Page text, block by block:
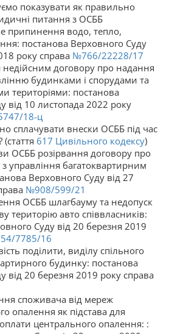
показувати як правильно
питання з ОСББ
припинення водо, тепло,
постанова Верховного Суду
року справа №766/22228/17
договору про надання
будинками і спорудами та
територіями: постанова
від 10 листопада 2022 року
18-ц
сплачувати внески ОСББ під час
617 Цивільного кодексу)
ОСББ розірвання договору про
управління багатоквартирним
Верховного Суду від 27
№908/599/21
ОСББ шлагбауму та недопуск
територію авто співвласників:
Суду від 20 березня 2019
7785/16
поділити, виділу спільного
будинку: постанова
від 20 березня 2019 року справа
споживача від мереж
опалення як підстава для
центрального опалення: :